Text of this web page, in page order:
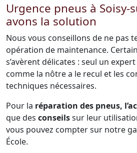
Urgence pneus à Soisy-
avons la solution
Nous vous conseillons de ne pas
opération de maintenance.
s’avèrent délicates : seul un
comme la nôtre a le recul et les
techniques nécessaires.
Pour la réparation des pneus,
que des conseilssur leur
vous pouvez compter sur notre
École.